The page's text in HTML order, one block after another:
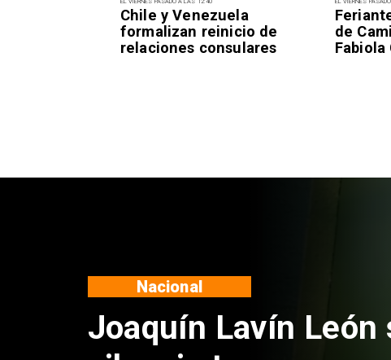
Chile y Venezuela
formalizan reinicio de
relaciones consulares
de
Fabiola
Chile y Venezuela
Nacional